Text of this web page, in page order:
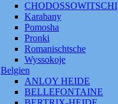
CHODOSSOWITSCHI
Karabany
Pomosha
Pronki
Romanischtsche
Wyssokoje
Belgien
ANLOY HEIDE
BELLEFONTAINE